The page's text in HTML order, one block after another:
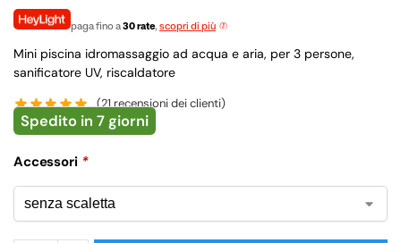
paga fino a30 rate, scopri di più
Mini piscina idromassaggio ad acqua e aria, per 3 persone,
sanificatore UV, riscaldatore
(21recensioni dei clienti)
Spedito in 7 giorni
Accessori *